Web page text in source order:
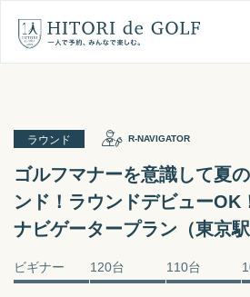
ラウンド R-NAVIGATOR
ゴルフマナーを意識して夏
ンド！ラウンドデビューOK
ナビゲータープラン（東京駅
ビギナー 120台 110台